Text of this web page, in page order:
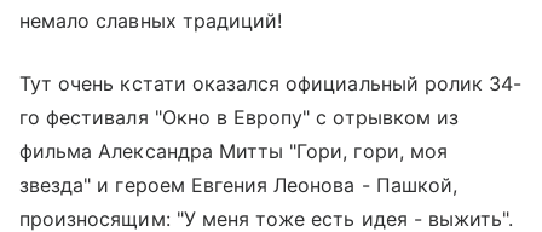
немало славных традиций!
Тут очень кстати оказался официальный ролик 34-
го фестиваля "Окно в Европу" с отрывком из
фильма Александра Митты "Гори, гори, моя
звезда" и героем Евгения Леонова - Пашкой,
произносящим: "У меня тоже есть идея - выжить".